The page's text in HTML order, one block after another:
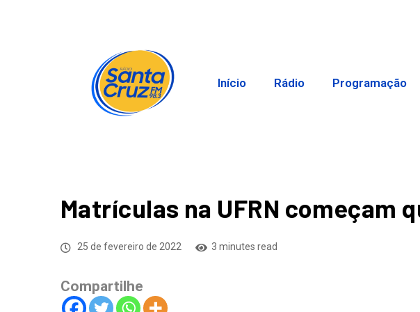
Início Rádio Programação
Matrículas na UFRN começam
25 de fevereiro de 2022 3 minutes read
Compartilhe